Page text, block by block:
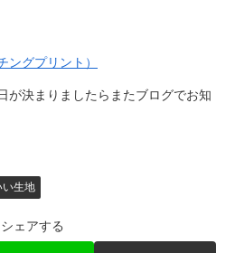
ングプリント）
が決まりましたらまたブログでお知
い生地
シェアする